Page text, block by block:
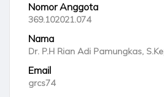
Nomor Anggota
369.102021.074
Nama
Dr. P.H Rian Adi Pamungkas,
Email
grcs74